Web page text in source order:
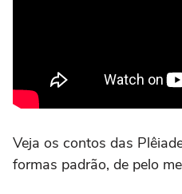
Veja os contos das
formas padrão, de pelo